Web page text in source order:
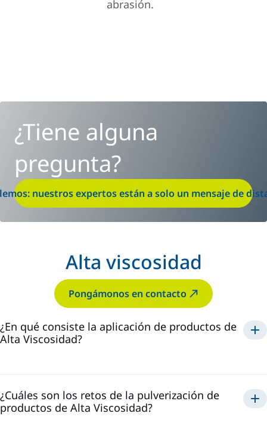
abrasión.
¿Tiene alguna
pregunta?
nuestros expertos están a solo un mensaje de
Alta viscosidad
Pongámonos en contacto
¿En qué consiste la aplicación de productos de
Alta Viscosidad?
¿Cuáles son los retos de la pulverización de
productos de Alta Viscosidad?